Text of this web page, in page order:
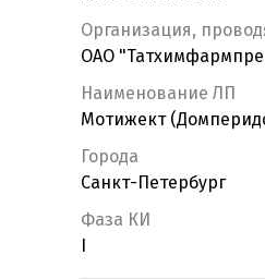
Организация,
ОАО
Наименование ЛП
Мотижект
Города
Санкт-Петербург
Фаза КИ